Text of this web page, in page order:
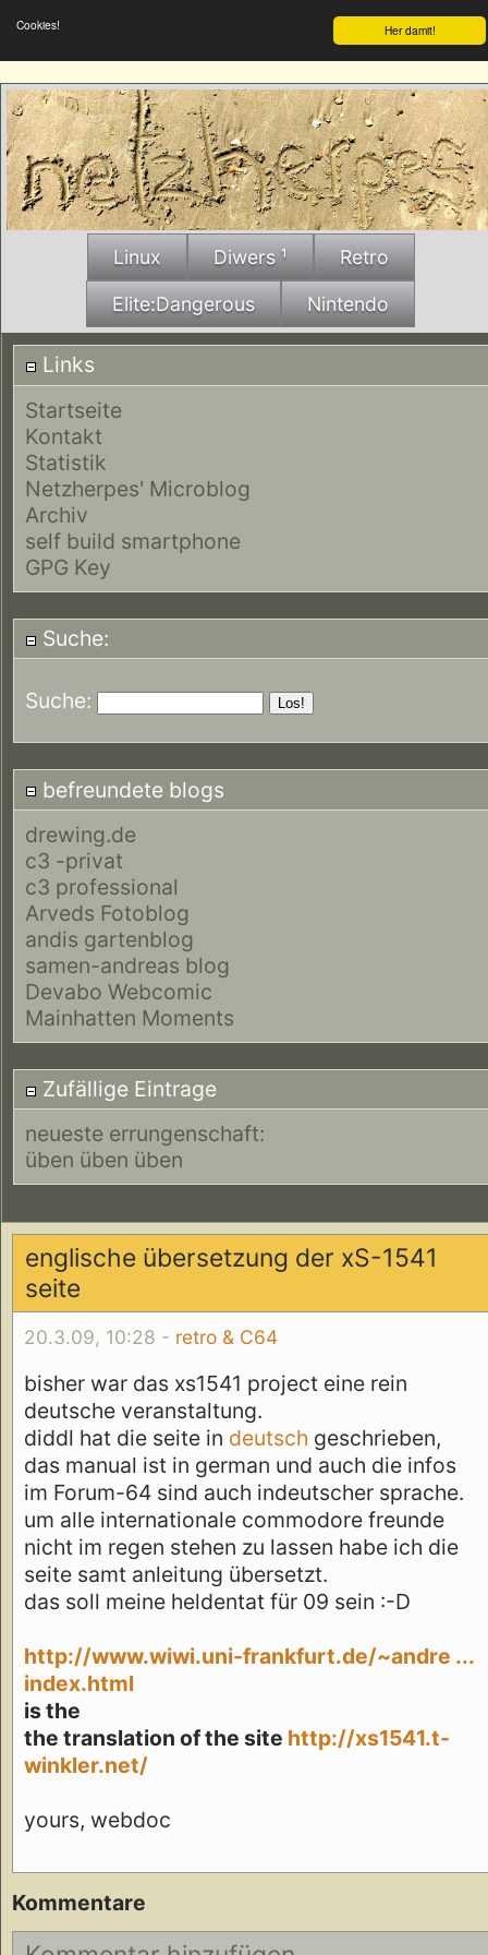
Her damit!
Cookies!
Linux Diwers ¹ Retro
Elite:Dangerous Nintendo
Links
Startseite
Kontakt
Statistik
Netzherpes' Microblog
Archiv
self build smartphone
GPG Key
Suche:
Suche:
befreundete blogs
drewing.de
c3 -privat
c3 professional
Arveds Fotoblog
andis gartenblog
samen-andreas blog
Devabo Webcomic
Mainhatten Moments
Zufällige Eintrage
neueste errungenschaft:
üben üben üben
englische übersetzung der xS-1541
seite
20.3.09, 10:28 - retro & C64
bisher war das xs1541 project eine rein
deutsche veranstaltung.
diddl hat die seite in deutsch geschrieben,
das manual ist in german und auch die infos
im Forum-64 sind auch indeutscher sprache.
um alle internationale commodore freunde
nicht im regen stehen zu lassen habe ich die
seite samt anleitung übersetzt.
das soll meine heldentat für 09 sein :-D
http://www.wiwi.uni-frankfurt.de/~andre ...
index.html
is the
the translation of the site http://xs1541.t-
winkler.net/
yours, webdoc
Kommentare